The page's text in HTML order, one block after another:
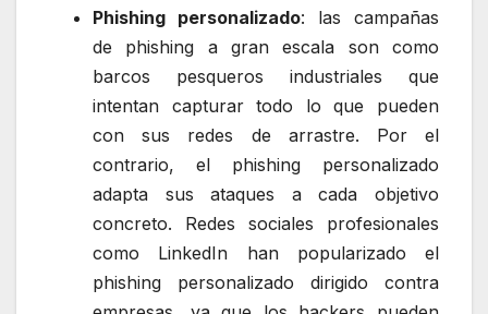
Phishing personalizado: las campañas
de phishing a gran escala son como
barcos pesqueros industriales que
intentan capturar todo lo que pueden
con sus redes de arrastre. Por el
contrario, el phishing personalizado
adapta sus ataques a cada objetivo
concreto. Redes sociales profesionales
como LinkedIn han popularizado el
phishing personalizado dirigido contra